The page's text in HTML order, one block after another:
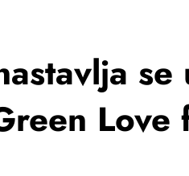
se
Love